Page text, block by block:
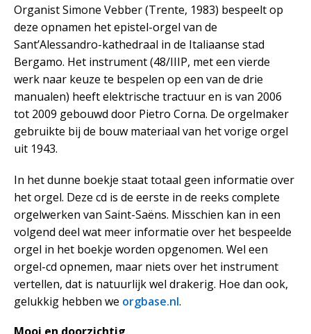
Organist Simone Vebber (Trente, 1983) bespeelt op
deze opnamen het epistel-orgel van de
Sant’Alessandro-kathedraal in de Italiaanse stad
Bergamo. Het instrument (48/IIIP, met een vierde
werk naar keuze te bespelen op een van de drie
manualen) heeft elektrische tractuur en is van 2006
tot 2009 gebouwd door Pietro Corna. De orgelmaker
gebruikte bij de bouw materiaal van het vorige orgel
uit 1943.
In het dunne boekje staat totaal geen informatie over
het orgel. Deze cd is de eerste in de reeks complete
orgelwerken van Saint-Saëns. Misschien kan in een
volgend deel wat meer informatie over het bespeelde
orgel in het boekje worden opgenomen. Wel een
orgel-cd opnemen, maar niets over het instrument
vertellen, dat is natuurlijk wel drakerig. Hoe dan ook,
gelukkig hebben we orgbase.nl.